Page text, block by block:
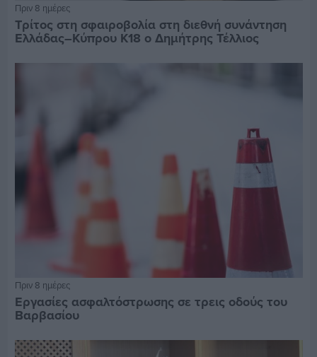
Πριν 8 ημέρες
Τρίτος στη σφαιροβολία στη διεθνή συνάντηση
Ελλάδας–Κύπρου Κ18 ο Δημήτρης Τέλλιος
Πριν 8 ημέρες
Εργασίες ασφαλτόστρωσης σε τρεις οδούς του
Βαρβασίου